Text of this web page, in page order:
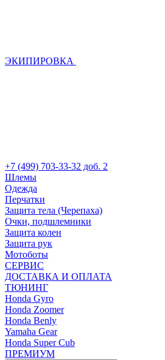
ЭКИПИРОВКА
+7 (499) 703-33-32 доб. 2
Шлемы
Одежда
Перчатки
Защита тела (Черепаха)
Очки, подшлемники
Защита колен
Защита рук
Мотоботы
СЕРВИС
ДОСТАВКА И ОПЛАТА
ТЮНИНГ
Honda Gyro
Honda Zoomer
Honda Benly
Yamaha Gear
Honda Super Cub
ПРЕМИУМ